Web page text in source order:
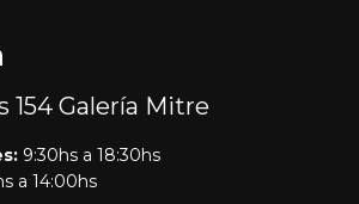
154Galería Mitre
9:30hs a 18:30hs
a 14:00hs